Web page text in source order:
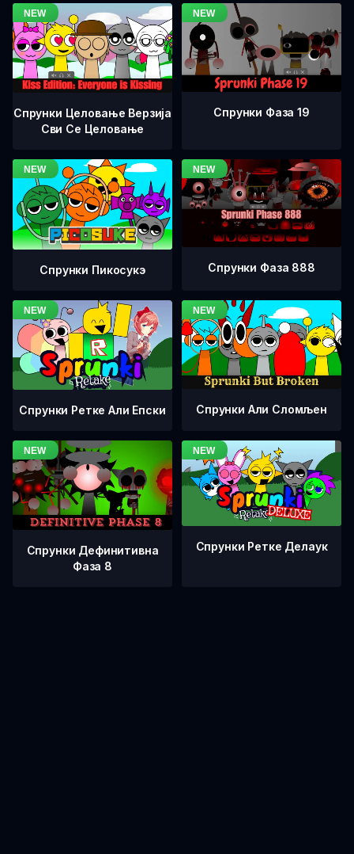
Спрунки Целовање Верзија
Сви Се Целовање
Спрунки Фаза 19
Спрунки Пикосукэ Спрунки Фаза 888
Спрунки Ретке Али Епски Спрунки Али Сломљен
Спрунки Дефинитивна
Фаза 8
Спрунки Ретке Делаук